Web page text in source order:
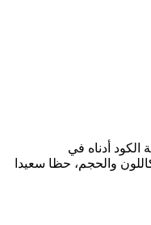
أدناه في
والحجم، حظا سعيدا